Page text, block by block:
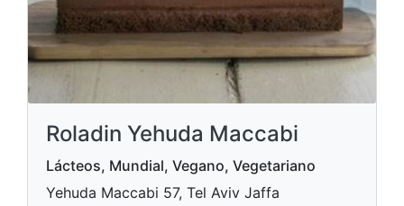
Roladin Yehuda Maccabi
Lácteos, Mundial, Vegano, Vegetariano
Yehuda Maccabi 57, Tel Aviv Jaffa